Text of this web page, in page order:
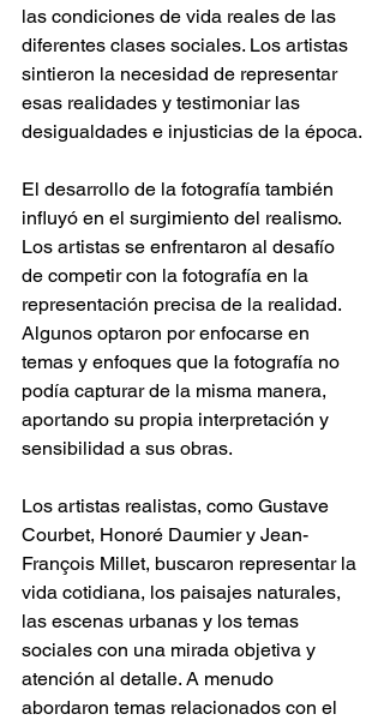
las condiciones de vida reales de las
diferentes clases sociales. Los artistas
sintieron la necesidad de representar
esas realidades y testimoniar las
desigualdades e injusticias de la época.
El desarrollo de la fotografía también
influyó en el surgimiento del realismo.
Los artistas se enfrentaron al desafío
de competir con la fotografía en la
representación precisa de la realidad.
Algunos optaron por enfocarse en
temas y enfoques que la fotografía no
podía capturar de la misma manera,
aportando su propia interpretación y
sensibilidad a sus obras.
Los artistas realistas, como Gustave
Courbet, Honoré Daumier y Jean-
François Millet, buscaron representar la
vida cotidiana, los paisajes naturales,
las escenas urbanas y los temas
sociales con una mirada objetiva y
atención al detalle. A menudo
abordaron temas relacionados con el